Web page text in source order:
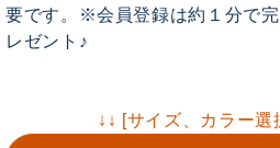
要です。※会員登録は約１分で
レゼント♪
↓↓ [サイズ、カラー選